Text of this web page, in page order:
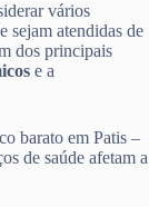
vários
sejam atendidas de
dos principais
e a
barato em Patis –
de saúde afetam a